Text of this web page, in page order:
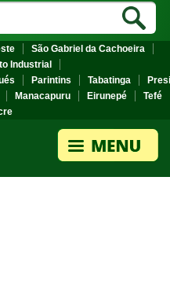
São Gabriel da Cachoeira
Industrial
Parintins Tabatinga
Manacapuru Eirunepé
Tefé